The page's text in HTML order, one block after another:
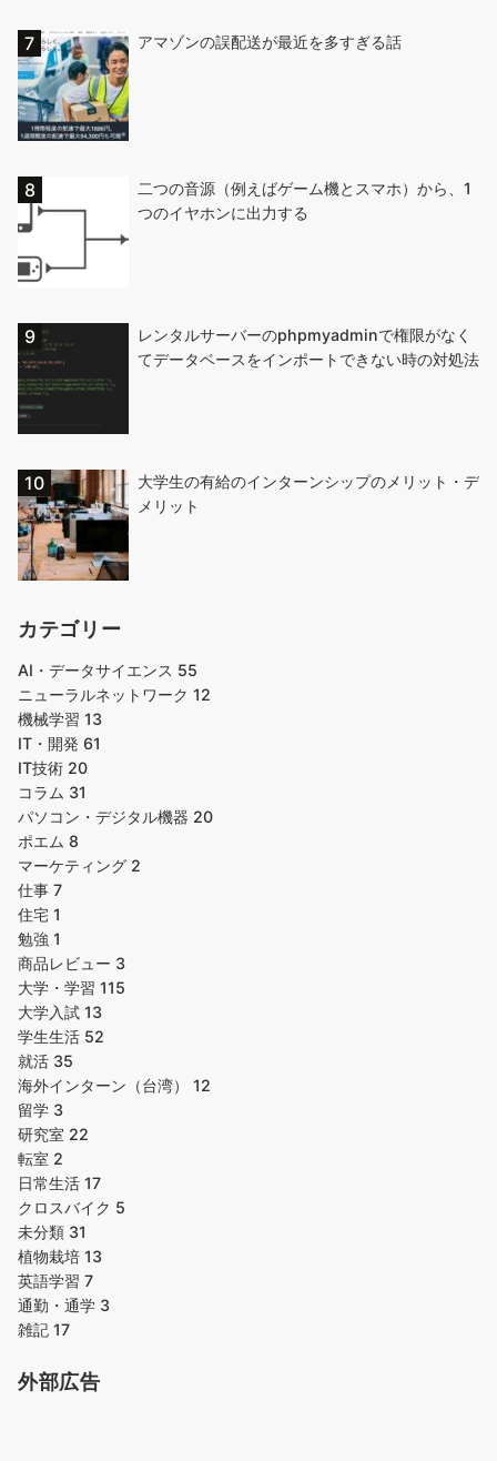
アマゾンの誤配送が最近を多すぎる話
二つの音源（例えばゲーム機とスマホ）から、1
つのイヤホンに出力する
レンタルサーバーのphpmyadminで権限がなく
てデータベースをインポートできない時の対処法
大学生の有給のインターンシップのメリット・デ
メリット
カテゴリー
AI・データサイエンス 55
ニューラルネットワーク 12
機械学習 13
IT・開発 61
IT技術 20
コラム 31
パソコン・デジタル機器 20
ポエム 8
マーケティング 2
仕事 7
住宅 1
勉強 1
商品レビュー 3
大学・学習 115
大学入試 13
学生生活 52
就活 35
海外インターン（台湾） 12
留学 3
研究室 22
転室 2
日常生活 17
クロスバイク 5
未分類 31
植物栽培 13
英語学習 7
通勤・通学 3
雑記 17
外部広告